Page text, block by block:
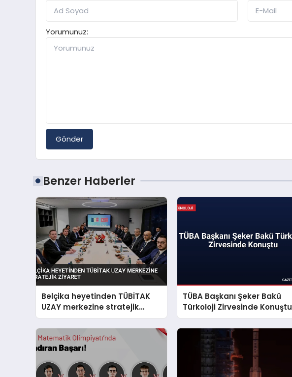
Yorumunuz:
Gönder
Benzer Haberler
Belçika heyetinden TÜBİTAK
UZAY merkezine stratejik
ziyaret
TÜBA Başkanı Şeker Bakü
Türkoloji Zirvesinde Konuştu